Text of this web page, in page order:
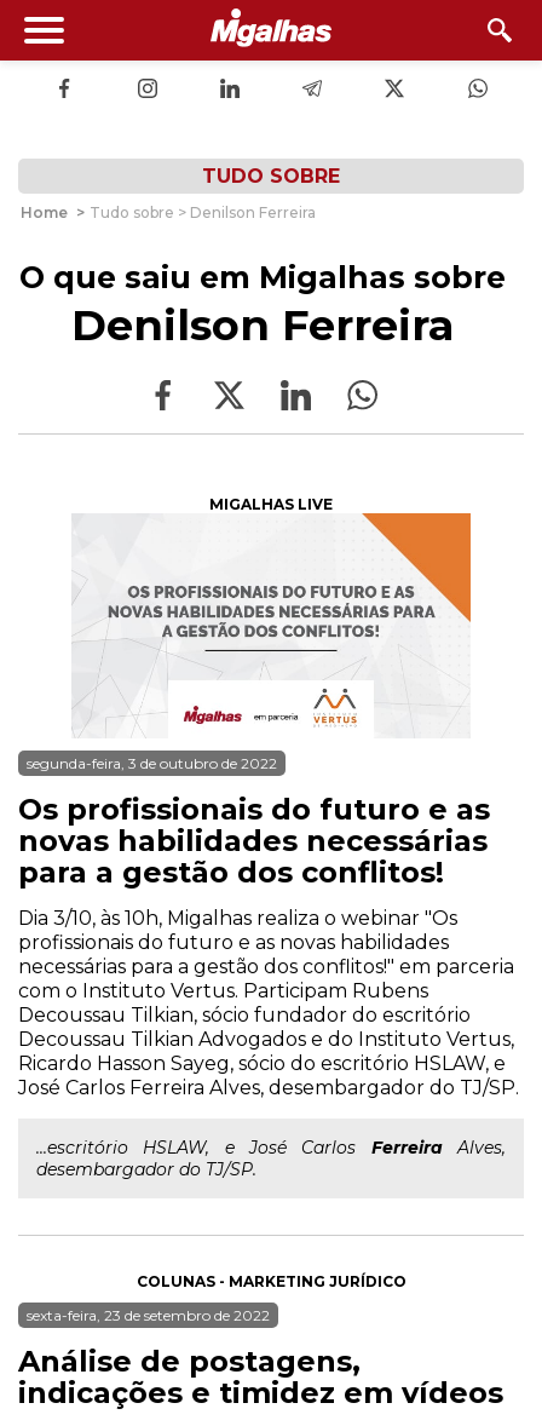
TUDO SOBRE
Home > Tudo sobre > Denilson Ferreira
O que saiu em Migalhas sobre
Denilson Ferreira
MIGALHAS LIVE
segunda-feira, 3 de outubro de 2022
Os profissionais do futuro e as
novas habilidades necessárias
para a gestão dos conflitos!
Dia 3/10, às 10h, Migalhas realiza o webinar "Os
profissionais do futuro e as novas habilidades
necessárias para a gestão dos conflitos!" em parceria
com o Instituto Vertus. Participam Rubens
Decoussau Tilkian, sócio fundador do escritório
Decoussau Tilkian Advogados e do Instituto Vertus,
Ricardo Hasson Sayeg, sócio do escritório HSLAW, e
José Carlos Ferreira Alves, desembargador do TJ/SP.
...escritório HSLAW, e José Carlos FerreiraAlves,
desembargador do TJ/SP.
COLUNAS - MARKETING JURÍDICO
sexta-feira, 23 de setembro de 2022
Análise de postagens,
indicações e timidez em vídeos